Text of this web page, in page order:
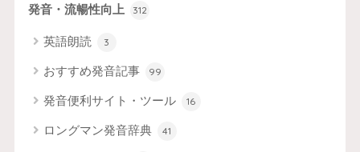
発音・流暢性向上 312
英語朗読 3
おすすめ発音記事 99
発音便利サイト・ツール 16
ロングマン発音辞典 41